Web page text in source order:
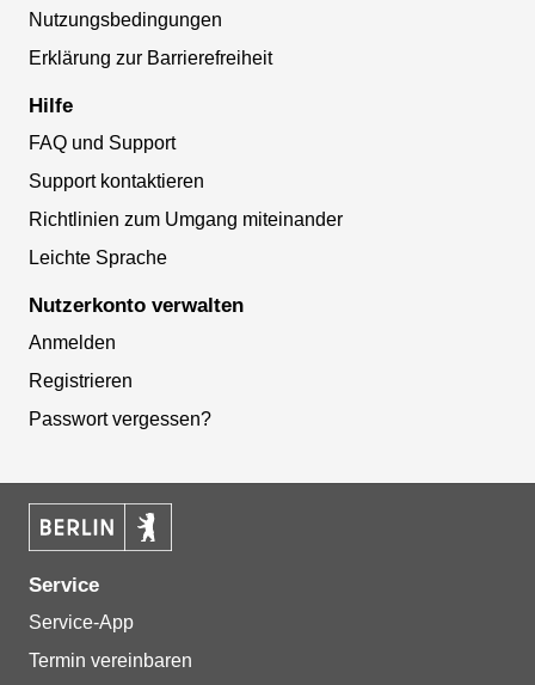
Nutzungsbedingungen
Erklärung zur Barrierefreiheit
Hilfe
FAQ und Support
Support kontaktieren
Richtlinien zum Umgang miteinander
Leichte Sprache
Nutzerkonto verwalten
Anmelden
Registrieren
Passwort vergessen?
Service
Service-App
Termin vereinbaren